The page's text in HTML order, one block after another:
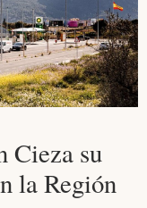
Cieza su
la Región